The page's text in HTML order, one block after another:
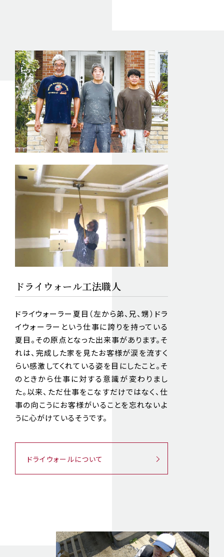
ドライウォール工法職人
ドライウォーラー夏目（左から弟、兄、甥）ドラ
イウォーラーという仕事に誇りを持っている
夏目。その原点となった出来事があります。そ
れは、完成した家を見たお客様が涙を流すく
らい感激してくれている姿を目にしたこと。そ
のときから仕事に対する意識が変わりまし
た。以来、ただ仕事をこなすだけではなく、仕
事の向こうにお客様がいることを忘れないよ
うに心がけているそうです。
ドライウォールについて